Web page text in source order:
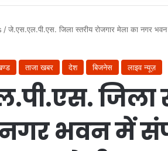
/जे.एस.एल.पी.एस. जिला स्तरीय रोजगार मेला का नगर
ताजा खबर देश बिजनेस लाइव न्यूज़
जिला
भवन में